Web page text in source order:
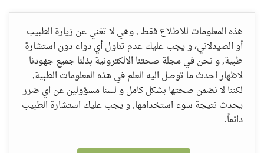
هذه المعلومات للاطلاع فقط , وهي لا تغني عن زيارة الطبيب
أو الصيدلاني، و يجب عليك عدم تناول أي دواء دون استشارة
طبية, و نحن في مجلة صحتنا الالكترونية بذلنا جميع جهودنا
لاظهار احدث ما توصل اليه العلم في هذه المعلومات الطبية,
لكننا لا نضمن صحتها بشكل كامل و لسنا مسؤولين عن اي ضرر
يحدث نتيجة سوء استخدامها, و يجب عليك استشارة الطبيب
دائماً.